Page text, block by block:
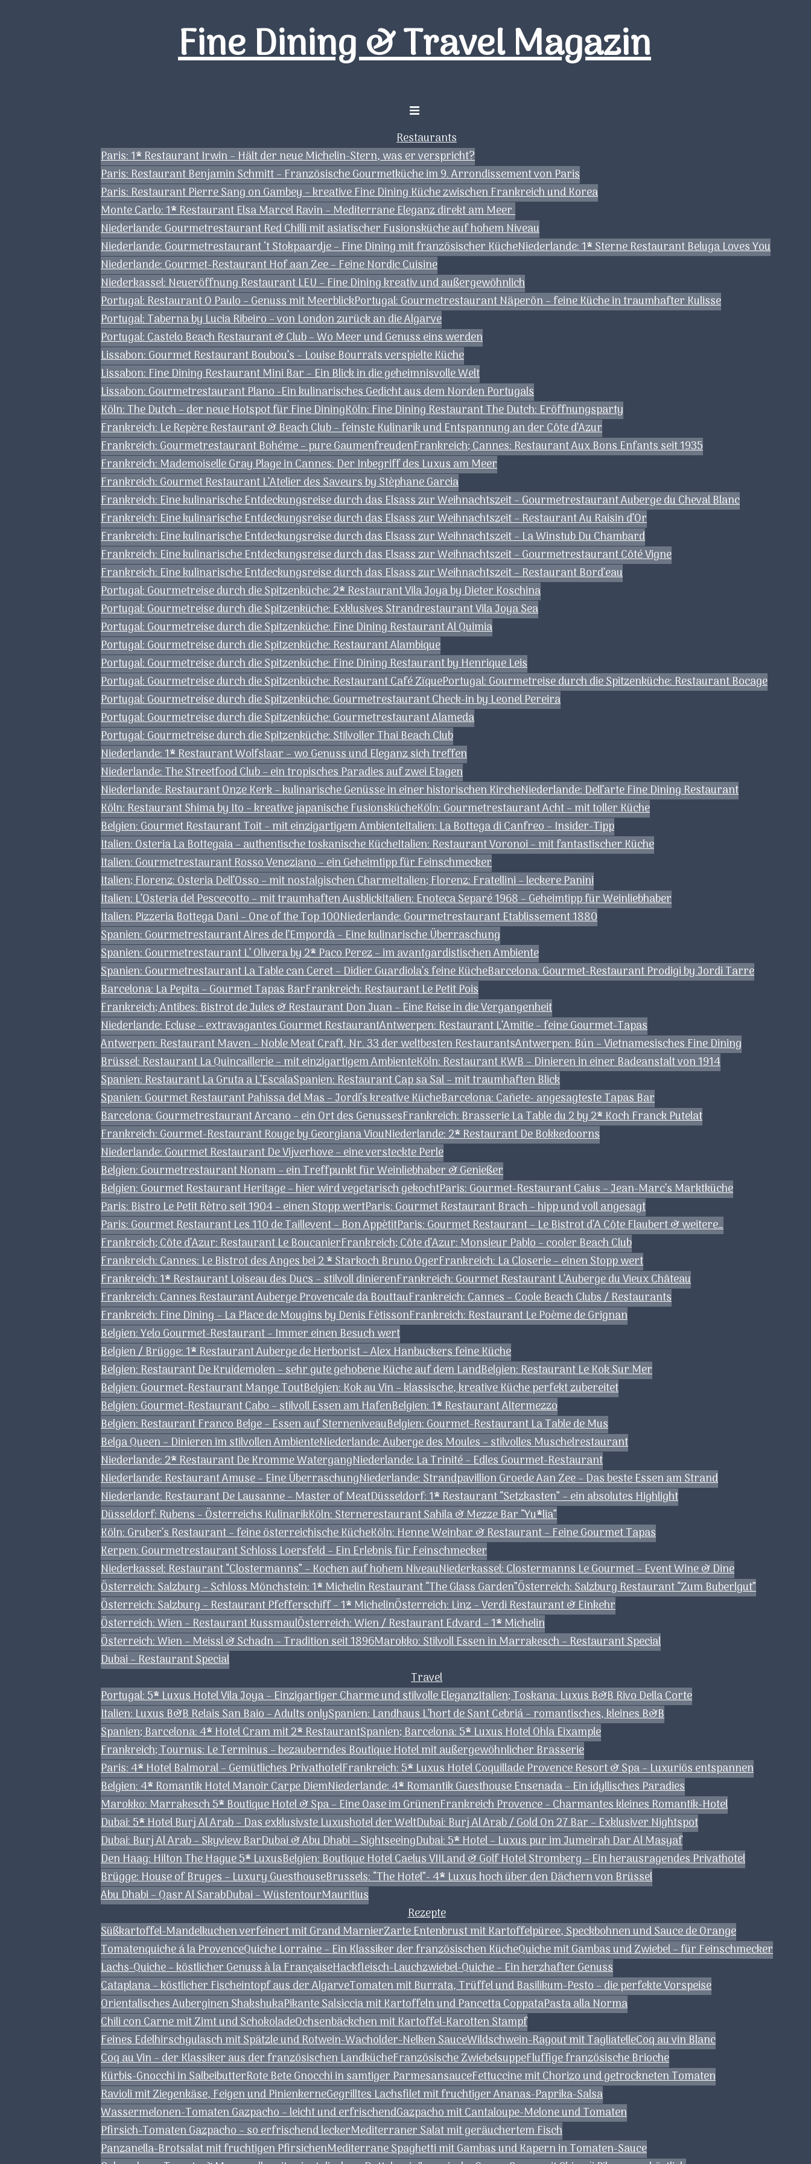
Fine Dining & Travel Magazin
Menü
Restaurants
Paris: 1* Restaurant Irwin – Hält der neue Michelin-Stern, was er verspricht?
Paris: Restaurant Benjamin Schmitt – Französische Gourmetküche im 9. Arrondissement von Paris
Paris: Restaurant Pierre Sang on Gambey – kreative Fine Dining Küche zwischen Frankreich und Korea
Monte Carlo: 1* Restaurant Elsa Marcel Ravin – Mediterrane Eleganz direkt am Meer
Niederlande: Gourmetrestaurant Red Chilli mit asiatischer Fusionsküche auf hohem Niveau
Niederlande: Gourmetrestaurant ‘t Stokpaardje – Fine Dining mit französischer KücheNiederlande: 1* Sterne Restaurant Beluga Loves You
Niederlande: Gourmet-Restaurant Hof aan Zee – Feine Nordic Cuisine
Niederkassel: Neueröffnung Restaurant LEU – Fine Dining kreativ und außergewöhnlich
Portugal: Restaurant O Paulo – Genuss mit MeerblickPortugal: Gourmetrestaurant Näperõn – feine Küche in traumhafter Kulisse
Portugal: Taberna by Lucia Ribeiro – von London zurück an die Algarve
Portugal: Castelo Beach Restaurant & Club – Wo Meer und Genuss eins werden
Lissabon: Gourmet Restaurant Boubou’s – Louise Bourrats verspielte Küche
Lissabon: Fine Dining Restaurant Mini Bar – Ein Blick in die geheimnisvolle Welt
Lissabon: Gourmetrestaurant Plano -Ein kulinarisches Gedicht aus dem Norden Portugals
Köln: The Dutch – der neue Hotspot für Fine DiningKöln: Fine Dining Restaurant The Dutch: Eröffnungsparty
Frankreich: Le Repère Restaurant & Beach Club – feinste Kulinarik und Entspannung an der Côte d’Azur
Frankreich: Gourmetrestaurant Bohéme – pure GaumenfreudenFrankreich; Cannes: Restaurant Aux Bons Enfants seit 1935
Frankreich: Mademoiselle Gray Plage in Cannes: Der Inbegriff des Luxus am Meer
Frankreich: Gourmet Restaurant L’Atelier des Saveurs by Stèphane Garcia
Frankreich: Eine kulinarische Entdeckungsreise durch das Elsass zur Weihnachtszeit – Gourmetrestaurant Auberge du Cheval Blanc
Frankreich: Eine kulinarische Entdeckungsreise durch das Elsass zur Weihnachtszeit – Restaurant Au Raisin d’Or
Frankreich: Eine kulinarische Entdeckungsreise durch das Elsass zur Weihnachtszeit – La Winstub Du Chambard
Frankreich: Eine kulinarische Entdeckungsreise durch das Elsass zur Weihnachtszeit – Gourmetrestaurant Côté Vigne
Frankreich: Eine kulinarische Entdeckungsreise durch das Elsass zur Weihnachtszeit – Restaurant Bord’eau
Portugal: Gourmetreise durch die Spitzenküche: 2* Restaurant Vila Joya by Dieter Koschina
Portugal: Gourmetreise durch die Spitzenküche: Exklusives Strandrestaurant Vila Joya Sea
Portugal: Gourmetreise durch die Spitzenküche: Fine Dining Restaurant Al Quimia
Portugal: Gourmetreise durch die Spitzenküche: Restaurant Alambique
Portugal: Gourmetreise durch die Spitzenküche: Fine Dining Restaurant by Henrique Leis
Portugal: Gourmetreise durch die Spitzenküche: Restaurant Café ZïquePortugal: Gourmetreise durch die Spitzenküche: Restaurant Bocage
Portugal: Gourmetreise durch die Spitzenküche: Gourmetrestaurant Check-in by Leonel Pereira
Portugal: Gourmetreise durch die Spitzenküche: Gourmetrestaurant Alameda
Portugal: Gourmetreise durch die Spitzenküche: Stilvoller Thai Beach Club
Niederlande: 1* Restaurant Wolfslaar – wo Genuss und Eleganz sich treffen
Niederlande: The Streetfood Club – ein tropisches Paradies auf zwei Etagen
Niederlande: Restaurant Onze Kerk – kulinarische Genüsse in einer historischen KircheNiederlande: Dell’arte Fine Dining Restaurant
Köln: Restaurant Shima by Ito – kreative japanische FusionskücheKöln: Gourmetrestaurant Acht – mit toller Küche
Belgien: Gourmet Restaurant Toit – mit einzigartigem AmbienteItalien: La Bottega di Canfreo – Insider-Tipp
Italien: Osteria La Bottegaia – authentische toskanische KücheItalien: Restaurant Voronoi – mit fantastischer Küche
Italien: Gourmetrestaurant Rosso Veneziano – ein Geheimtipp für Feinschmecker
Italien; Florenz: Osteria Dell’Osso – mit nostalgischen CharmeItalien; Florenz: Fratellini – leckere Panini
Italien: L’Osteria del Pescecotto – mit traumhaften AusblickItalien: Enoteca Separé 1968 – Geheimtipp für Weinliebhaber
Italien: Pizzeria Bottega Dani – One of the Top 100Niederlande: Gourmetrestaurant Etablissement 1880
Spanien: Gourmetrestaurant Aires de l’Empordà – Eine kulinarische Überraschung
Spanien: Gourmetrestaurant L’ Olivera by 2* Paco Perez – im avantgardistischen Ambiente
Spanien: Gourmetrestaurant La Table can Ceret – Didier Guardiola’s feine KücheBarcelona: Gourmet-Restaurant Prodigi by Jordi Tarre
Barcelona: La Pepita – Gourmet Tapas BarFrankreich: Restaurant Le Petit Pois
Frankreich; Antibes: Bistrot de Jules & Restaurant Don Juan – Eine Reise in die Vergangenheit
Niederlande: Ecluse – extravagantes Gourmet RestaurantAntwerpen: Restaurant L’Amitie – feine Gourmet-Tapas
Antwerpen: Restaurant Maven – Noble Meat Craft, Nr. 33 der weltbesten RestaurantsAntwerpen: Bún – Vietnamesisches Fine Dining
Brüssel: Restaurant La Quincaillerie – mit einzigartigem AmbienteKöln: Restaurant KWB – Dinieren in einer Badeanstalt von 1914
Spanien: Restaurant La Gruta a L’EscalaSpanien: Restaurant Cap sa Sal – mit traumhaften Blick
Spanien: Gourmet Restaurant Pahissa del Mas – Jordi’s kreative KücheBarcelona: Cañete- angesagteste Tapas Bar
Barcelona: Gourmetrestaurant Arcano – ein Ort des GenussesFrankreich: Brasserie La Table du 2 by 2* Koch Franck Putelat
Frankreich: Gourmet-Restaurant Rouge by Georgiana ViouNiederlande: 2* Restaurant De Bokkedoorns
Niederlande: Gourmet Restaurant De Vijverhove – eine versteckte Perle
Belgien: Gourmetrestaurant Nonam – ein Treffpunkt für Weinliebhaber & Genießer
Belgien: Gourmet Restaurant Heritage – hier wird vegetarisch gekochtParis: Gourmet-Restaurant Caius – Jean-Marc’s Marktküche
Paris: Bistro Le Petit Rètro seit 1904 – einen Stopp wertParis: Gourmet Restaurant Brach – hipp und voll angesagt
Paris: Gourmet Restaurant Les 110 de Taillevent – Bon AppètitParis: Gourmet Restaurant – Le Bistrot d’A Côte Flaubert & weitere…
Frankreich; Côte d’Azur: Restaurant Le BoucanierFrankreich; Côte d’Azur: Monsieur Pablo – cooler Beach Club
Frankreich: Cannes: Le Bistrot des Anges bei 2 * Starkoch Bruno OgerFrankreich: La Closerie – einen Stopp wert
Frankreich: 1* Restaurant Loiseau des Ducs – stilvoll dinierenFrankreich: Gourmet Restaurant L’Auberge du Vieux Château
Frankreich: Cannes Restaurant Auberge Provencale da BouttauFrankreich: Cannes – Coole Beach Clubs / Restaurants
Frankreich: Fine Dining – La Place de Mougins by Denis FètissonFrankreich: Restaurant Le Poème de Grignan
Belgien: Yelo Gourmet-Restaurant – Immer einen Besuch wert
Belgien / Brügge: 1* Restaurant Auberge de Herborist – Alex Hanbuckers feine Küche
Belgien: Restaurant De Kruidemolen – sehr gute gehobene Küche auf dem LandBelgien: Restaurant Le Kok Sur Mer
Belgien: Gourmet-Restaurant Mange ToutBelgien: Kok au Vin – klassische, kreative Küche perfekt zubereitet
Belgien: Gourmet-Restaurant Cabo – stilvoll Essen am HafenBelgien: 1* Restaurant Altermezzo
Belgien: Restaurant Franco Belge – Essen auf SterneniveauBelgien: Gourmet-Restaurant La Table de Mus
Belga Queen – Dinieren im stilvollen AmbienteNiederlande: Auberge des Moules – stilvolles Muschelrestaurant
Niederlande: 2* Restaurant De Kromme WatergangNiederlande: La Trinité – Edles Gourmet-Restaurant
Niederlande: Restaurant Amuse – Eine ÜberraschungNiederlande: Strandpavillion Groede Aan Zee – Das beste Essen am Strand
Niederlande: Restaurant De Lausanne – Master of MeatDüsseldorf: 1* Restaurant “Setzkasten” – ein absolutes Highlight
Düsseldorf: Rubens – Österreichs KulinarikKöln: Sternerestaurant Sahila & Mezze Bar “Yu*lia”
Köln: Gruber’s Restaurant – feine österreichische KücheKöln: Henne Weinbar & Restaurant – Feine Gourmet Tapas
Kerpen: Gourmetrestaurant Schloss Loersfeld – Ein Erlebnis für Feinschmecker
Niederkassel: Restaurant “Clostermanns” – Kochen auf hohem NiveauNiederkassel: Clostermanns Le Gourmet – Event Wine & Dine
Österreich: Salzburg – Schloss Mönchstein: 1* Michelin Restaurant “The Glass Garden”Österreich: Salzburg Restaurant “Zum Buberlgut”
Österreich: Salzburg – Restaurant Pfefferschiff – 1* MichelinÖsterreich: Linz – Verdi Restaurant & Einkehr
Österreich: Wien – Restaurant KussmaulÖsterreich: Wien / Restaurant Edvard – 1* Michelin
Österreich: Wien – Meissl & Schadn – Tradition seit 1896Marokko: Stilvoll Essen in Marrakesch – Restaurant Special
Dubai – Restaurant Special
Travel
Portugal: 5* Luxus Hotel Vila Joya – Einzigartiger Charme und stilvolle EleganzItalien; Toskana: Luxus B&B Rivo Della Corte
Italien: Luxus B&B Relais San Baio – Adults onlySpanien: Landhaus L’hort de Sant Cebriá – romantisches, kleines B&B
Spanien; Barcelona: 4* Hotel Cram mit 2* RestaurantSpanien; Barcelona: 5* Luxus Hotel Ohla Eixample
Frankreich; Tournus: Le Terminus – bezauberndes Boutique Hotel mit außergewöhnlicher Brasserie
Paris: 4* Hotel Balmoral – Gemütliches PrivathotelFrankreich: 5* Luxus Hotel Coquillade Provence Resort & Spa – Luxuriös entspannen
Belgien: 4* Romantik Hotel Manoir Carpe DiemNiederlande: 4* Romantik Guesthouse Ensenada – Ein idyllisches Paradies
Marokko: Marrakesch 5* Boutique Hotel & Spa – Eine Oase im GrünenFrankreich Provence – Charmantes kleines Romantik-Hotel
Dubai: 5* Hotel Burj Al Arab – Das exklusivste Luxushotel der WeltDubai: Burj Al Arab / Gold On 27 Bar – Exklusiver Nightspot
Dubai: Burj Al Arab – Skyview BarDubai & Abu Dhabi – SightseeingDubai: 5* Hotel – Luxus pur im Jumeirah Dar Al Masyaf
Den Haag: Hilton The Hague 5* LuxusBelgien: Boutique Hotel Caelus VIILand & Golf Hotel Stromberg – Ein herausragendes Privathotel
Brügge: House of Bruges – Luxury GuesthouseBrussels: “The Hotel”- 4* Luxus hoch über den Dächern von Brüssel
Abu Dhabi – Qasr Al SarabDubai – WüstentourMauritius
Rezepte
Süßkartoffel-Mandelkuchen verfeinert mit Grand MarnierZarte Entenbrust mit Kartoffelpüree, Speckbohnen und Sauce de Orange
Tomatenquiche á la ProvenceQuiche Lorraine – Ein Klassiker der französischen KücheQuiche mit Gambas und Zwiebel – für Feinschmecker
Lachs-Quiche – köstlicher Genuss à la FrançaiseHackfleisch-Lauchzwiebel-Quiche – Ein herzhafter Genuss
Cataplana – köstlicher Fischeintopf aus der AlgarveTomaten mit Burrata, Trüffel und Basilikum-Pesto – die perfekte Vorspeise
Orientalisches Auberginen ShakshukaPikante Salsiccia mit Kartoffeln und Pancetta CoppataPasta alla Norma
Chili con Carne mit Zimt und SchokoladeOchsenbäckchen mit Kartoffel-Karotten Stampf
Feines Edelhirschgulasch mit Spätzle und Rotwein-Wacholder-Nelken SauceWildschwein-Ragout mit TagliatelleCoq au vin Blanc
Coq au Vin – der Klassiker aus der französischen LandkücheFranzösische ZwiebelsuppeFluffige französische Brioche
Kürbis-Gnocchi in SalbeibutterRote Bete Gnocchi in samtiger ParmesansauceFettuccine mit Chorizo und getrockneten Tomaten
Ravioli mit Ziegenkäse, Feigen und PinienkerneGegrilltes Lachsfilet mit fruchtiger Ananas-Paprika-Salsa
Wassermelonen-Tomaten Gazpacho – leicht und erfrischendGazpacho mit Cantaloupe-Melone und Tomaten
Pfirsich-Tomaten Gazpacho – so erfrischend leckerMediterraner Salat mit geräuchertem Fisch
Panzanella-Brotsalat mit fruchtigen PfirsichenMediterrane Spaghetti mit Gambas und Kapern in Tomaten-Sauce